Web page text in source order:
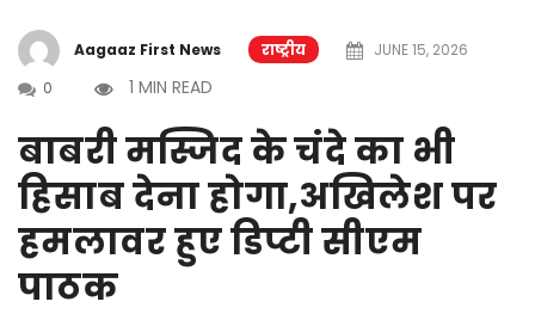
Aagaaz First News राष्ट्रीय
JUNE 15, 2026
0
1 MIN READ
बाबरी मस्जिद के चंदे का भी
हिसाब देना होगा,अखिलेश पर
हमलावर हुए डिप्टी सीएम
पाठक